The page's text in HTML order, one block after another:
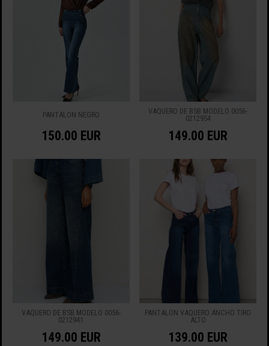
PANTALON NEGRO
150.00 EUR
VAQUERO DE BSB MODELO 0056-
0212954
149.00 EUR
VAQUERO DE BSB MODELO 0056-
0212941
149.00 EUR
PANTALON VAQUERO ANCHO TIRO
ALTO
139.00 EUR